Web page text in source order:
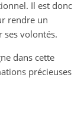
Il est donc
rendre un
ses volontés.
dans cette
précieuses